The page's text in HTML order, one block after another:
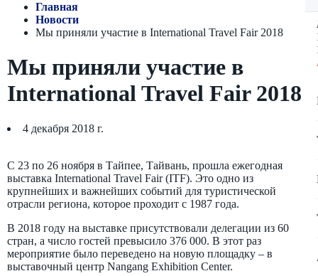
Главная
Новости
Мы приняли участие в International Travel Fair 2018
Мы приняли участие в
International Travel Fair 2018
4 декабря 2018 г.
C 23 по 26 ноября в Тайпее, Тайвань, прошла ежегодная
выставка International Travel Fair (ITF). Это одно из
крупнейших и важнейших событий для туристической
отрасли региона, которое проходит с 1987 года.
В 2018 году на выставке присутствовали делегации из 60
стран, а число гостей превысило 376 000. В этот раз
мероприятие было переведено на новую площадку – в
выставочный центр Nangang Exhibition Center.